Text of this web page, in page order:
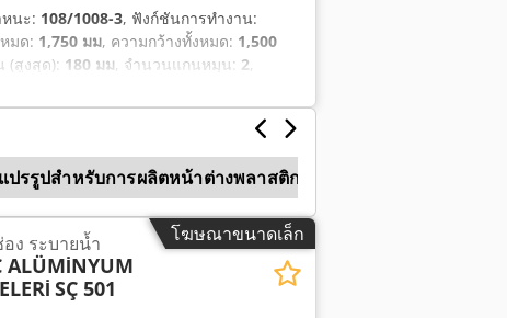
นะ: 108/1008-3, ฟังก์ชันการทำงาน:
มด: 1,750 มม, ความกว้างทั้งหมด: 1,500
(สูงสุด): 180 มม, จำนวนแกนหมุน: 2,
ปรรูปสำหรับการผลิตหน้าต่างพลาสติก
โฆษณาขนาดเล็ก
ง ระบายน้ำ
ALÜMİNYUM
SÇ 501